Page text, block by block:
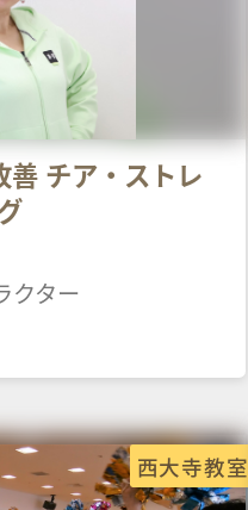
善 チア・ストレ
クター
西大寺教室